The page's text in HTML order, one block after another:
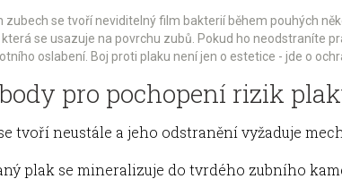
zubech se tvoří neviditelný film bakterií během pouhých
se usazuje na povrchu zubů . Pokud ho neodstraníte
oslabení. Boj proti plaku není jen o estetice - jde o
pro pochopení rizik
tvoří neustále a jeho odstranění vyžaduje
plak se mineralizuje do tvrdého zubního